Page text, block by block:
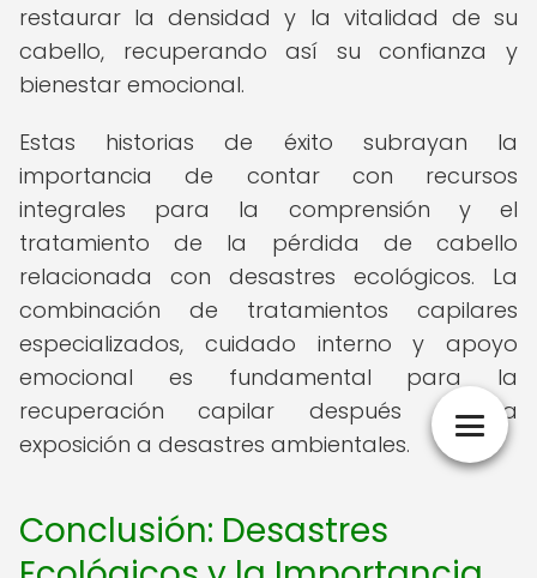
restaurar la densidad y la vitalidad de su
cabello, recuperando así su confianza y
bienestar emocional.
Estas historias de éxito subrayan la
importancia de contar con recursos
integrales para la comprensión y el
tratamiento de la pérdida de cabello
relacionada con desastres ecológicos. La
combinación de tratamientos capilares
especializados, cuidado interno y apoyo
emocional es fundamental para la
recuperación capilar después de la
exposición a desastres ambientales.
Conclusión: Desastres